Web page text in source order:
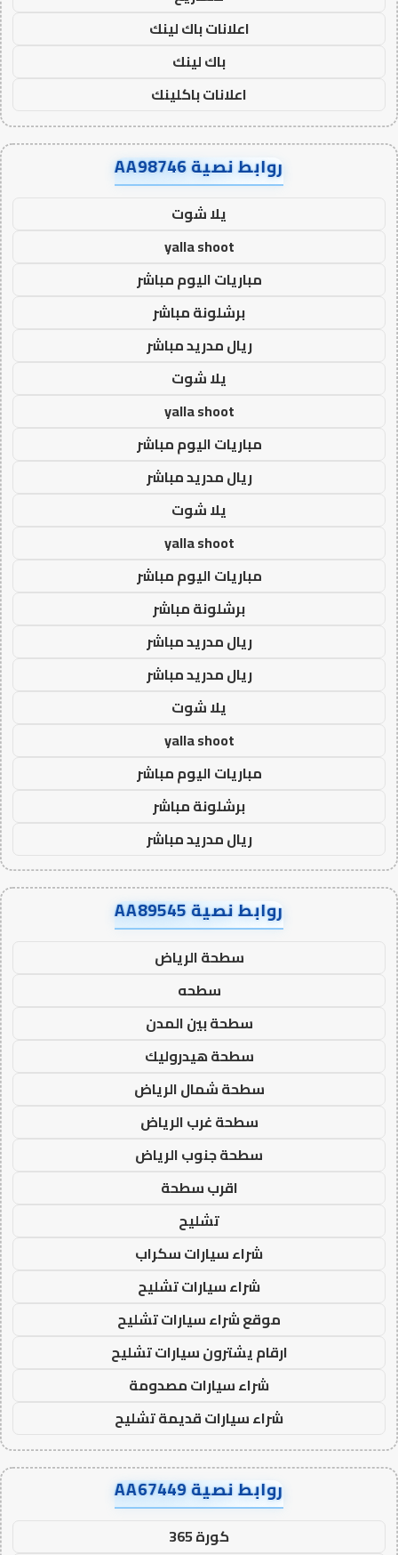
اعلانات باك لينك
باك لينك
اعلانات باكلينك
روابط نصية AA98746
يلا شوت
yalla shoot
مباريات اليوم مباشر
برشلونة مباشر
ريال مدريد مباشر
يلا شوت
yalla shoot
مباريات اليوم مباشر
ريال مدريد مباشر
يلا شوت
yalla shoot
مباريات اليوم مباشر
برشلونة مباشر
ريال مدريد مباشر
ريال مدريد مباشر
يلا شوت
yalla shoot
مباريات اليوم مباشر
برشلونة مباشر
ريال مدريد مباشر
روابط نصية AA89545
سطحة الرياض
سطحه
سطحة بين المدن
سطحة هيدروليك
سطحة شمال الرياض
سطحة غرب الرياض
سطحة جنوب الرياض
اقرب سطحة
تشليح
شراء سيارات سكراب
شراء سيارات تشليح
موقع شراء سيارات تشليح
ارقام يشترون سيارات تشليح
شراء سيارات مصدومة
شراء سيارات قديمة تشليح
روابط نصية AA67449
كورة 365